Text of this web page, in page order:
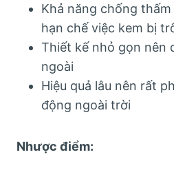
Khả năng chống
hạn chế việc kem bị
Thiết kế nhỏ gọn nên
ngoài
Hiệu quả lâu nên rất
động ngoài trời
Nhược điểm: